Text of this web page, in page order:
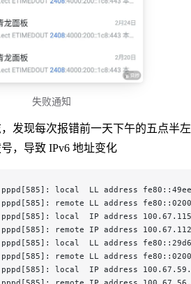
失败通知
发现每次报错前一天下午的五点半左
，导致 IPv6 地址变化
local  LL address
remote LL address
pppd[585]: local  IP address
remote IP address
local  LL address
remote LL address
pppd[585]: local  IP address